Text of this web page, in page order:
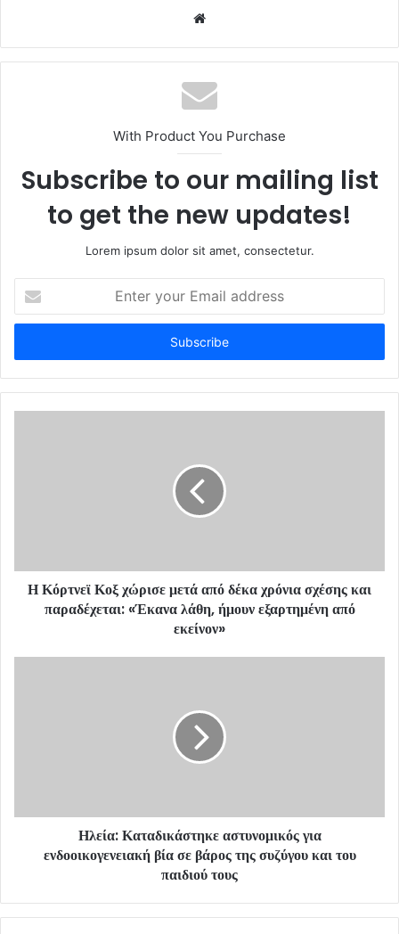
b
s
i
e
With Product You Purchase
Subscribe to our mailing list
to get the new updates!
Lorem ipsum dolor sit amet, consectetur.
t
r
y
s
Η Κόρτνεϊ Κοξ χώρισε μετά από δέκα χρόνια σχέσης και
παραδέχεται: «Έκανα λάθη, ήμουν εξαρτημένη από
εκείνον»
Ηλεία: Καταδικάστηκε αστυνομικός για
ενδοοικογενειακή βία σε βάρος της συζύγου και του
παιδιού τους